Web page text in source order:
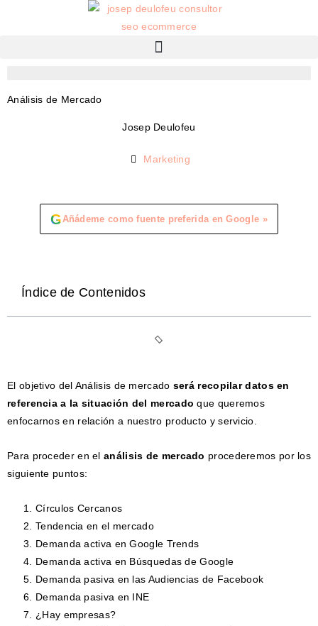
Análisis de Mercado
Josep Deulofeu
Marketing
GAñádeme como fuente preferida en Google »
Índice de Contenidos
El objetivo del Análisis de mercado será recopilar datos en
referencia a la situación del mercado que queremos
enfocarnos en relación a nuestro producto y servicio.
Para proceder en el análisis de mercado procederemos por los
siguiente puntos:
Círculos Cercanos
Tendencia en el mercado
Demanda activa en Google Trends
Demanda activa en Búsquedas de Google
Demanda pasiva en las Audiencias de Facebook
Demanda pasiva en INE
¿Hay empresas?